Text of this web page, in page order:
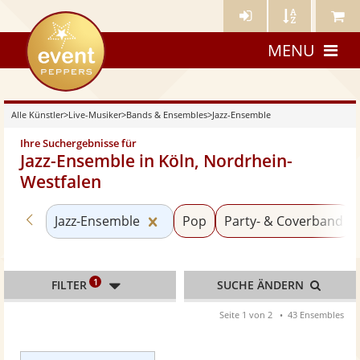
Künstler- Künstler Meine
eventpeppers
MENU
Alle Künstler>Live-Musiker>Bands & Ensembles>Jazz-Ensemble
Ihre Suchergebnisse für
Jazz-Ensemble in Köln, Nordrhein-
Westfalen
Zurück zu «Bands & Ensembles»
Jazz-Ensemble Kategorie «Jazz-Ensemble»
Pop Party- & Coverband
FILTER 1 SUCHE ÄNDERN
Seite 1 von 2 43 Ensembles